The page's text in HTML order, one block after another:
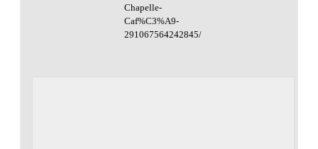
Chapelle-
Caf%C3%A9-
291067564242845/